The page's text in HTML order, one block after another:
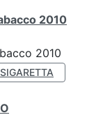
2010
2010
SIGARETTA